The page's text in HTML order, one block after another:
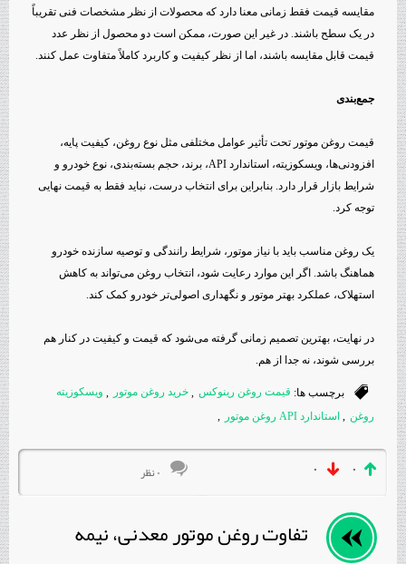
مقایسه قیمت فقط زمانی معنا دارد که محصولات از نظر مشخصات فنی تقریباً
در یک سطح باشند. در غیر این صورت، ممکن است دو محصول از نظر عدد
قیمت قابل مقایسه باشند، اما از نظر کیفیت و کاربرد کاملاً متفاوت عمل کنند.
جمع‌بندی
قیمت روغن موتور تحت تأثیر عوامل مختلفی مثل نوع روغن، کیفیت پایه،
افزودنی‌ها، ویسکوزیته، استاندارد API، برند، حجم بسته‌بندی، نوع خودرو و
شرایط بازار قرار دارد. بنابراین برای انتخاب درست، نباید فقط به قیمت نهایی
توجه کرد.
یک روغن مناسب باید با نیاز موتور، شرایط رانندگی و توصیه سازنده خودرو
هماهنگ باشد. اگر این موارد رعایت شود، انتخاب روغن می‌تواند به کاهش
استهلاک، عملکرد بهتر موتور و نگهداری اصولی‌تر خودرو کمک کند.
در نهایت، بهترین تصمیم زمانی گرفته می‌شود که قیمت و کیفیت در کنار هم
بررسی شوند، نه جدا از هم.
برچسب ها: قیمت روغن رینوکس خرید روغن موتور
ویسکوزیته
روغن
استاندارد API روغن موتور
۰ ۰ ۰ نظر
تفاوت روغن موتور معدنی، نیمه